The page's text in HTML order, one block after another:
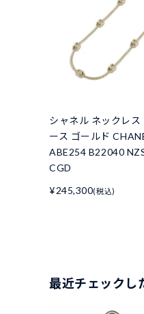
シャネル ネックレス
ース ゴールド
ABE254 B22040
CGD
¥245,300(税込)
最近チェックし